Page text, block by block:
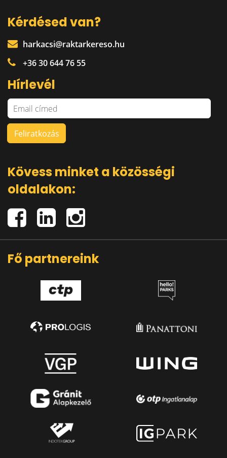
Kérdésed van?
harkacsi@raktarkereso.hu
+36 30 644 76 55
Hírlevél
Kövess minket a közösségi
oldalakon:
Fő partnereink